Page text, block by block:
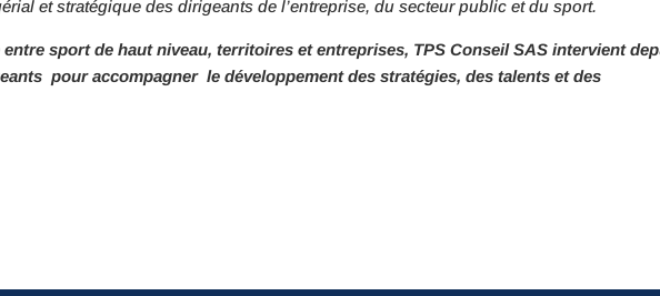
et stratégique des dirigeants de l’entreprise, du secteur public et du sport.
sport de haut niveau, territoires et entreprises, TPS Conseil SAS intervient
pour accompagner le développement des stratégies, des talents et des